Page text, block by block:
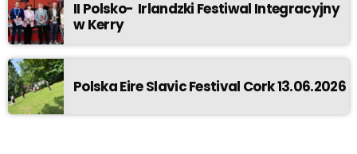
II Polsko- Irlandzki Festiwal Integracyjny
w Kerry
Polska Eire Slavic Festival Cork 13.06.2026